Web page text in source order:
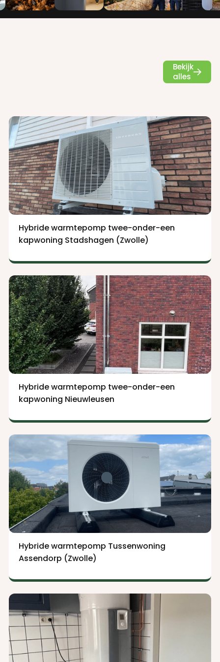
Bekijk
alles 
Hybride warmtepomp twee-onder-een
kapwoning Stadshagen (Zwolle)
Hybride warmtepomp twee-onder-een
kapwoning Nieuwleusen
Hybride warmtepomp Tussenwoning
Assendorp (Zwolle)